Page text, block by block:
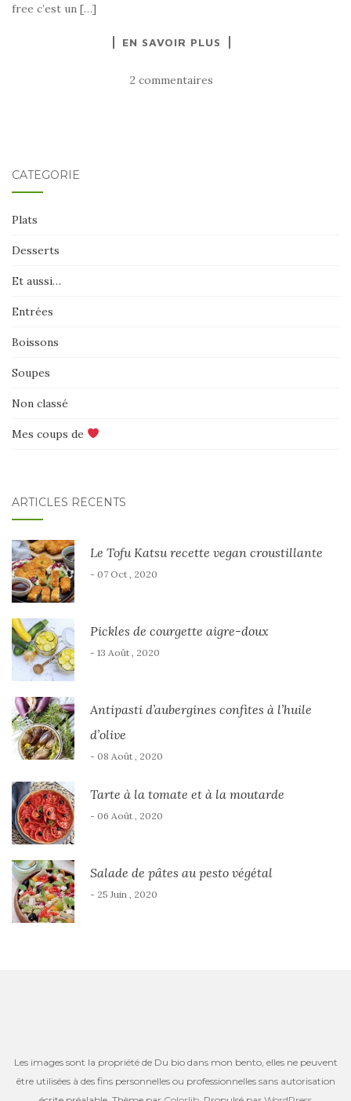
free c’est un […]
EN SAVOIR PLUS
2 commentaires
CATÉGORIE
Plats
Desserts
Et aussi…
Entrées
Boissons
Soupes
Non classé
Mes coups de
ARTICLES RÉCENTS
Le Tofu Katsu recette vegan croustillante
- 07 Oct , 2020
Pickles de courgette aigre-doux
- 13 Août , 2020
Antipasti d’aubergines confites à l’huile
d’olive
- 08 Août , 2020
Tarte à la tomate et à la moutarde
- 06 Août , 2020
Salade de pâtes au pesto végétal
- 25 Juin , 2020
Les images sont la propriété de Du bio dans mon bento, elles ne peuvent
être utilisées à des fins personnelles ou professionnelles sans autorisation